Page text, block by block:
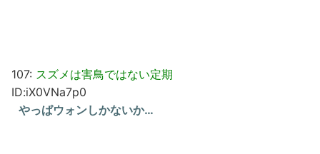
107: スズメは害鳥ではない定期
ID:iX0VNa7p0
やっぱウォンしかないか…